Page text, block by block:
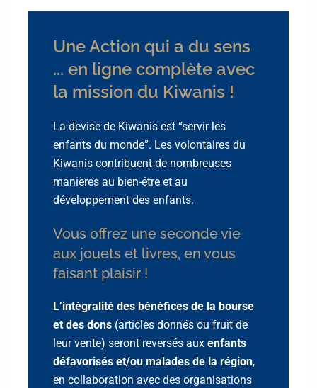
Une Action qui a du sens
... en ligne complète avec
la mission du Kiwanis !
La devise de Kiwanis est “servir les
enfants du monde”. Les volontaires du
Kiwanis contribuent de nombreuses
manières au bien-être et au
développement des enfants.
Vous offrez une seconde vie
aux jouets et livres, en vous
faisant plaisir !
L’intégralité des bénéfices de la bourse
et des dons (articles donnés ou fruit de
leur vente) seront reversés aux enfants
défavorisés et/ou malades de la région,
en collaboration avec des organisations